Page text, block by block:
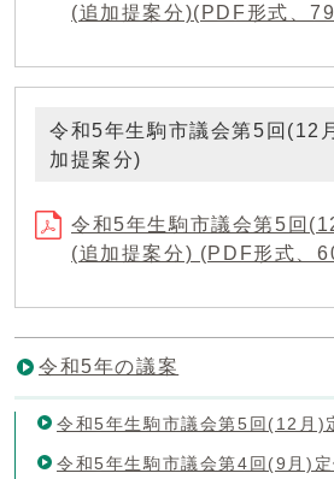
(追加提案分)(PDF形式、
令和5年生駒市議会第5回(12
加提案分)
令和5年生駒市議会第5回
(追加提案分) (PDF形式、
令和5年の議案
令和5年生駒市議会第5回(12月)
令和5年生駒市議会第4回(9月)定